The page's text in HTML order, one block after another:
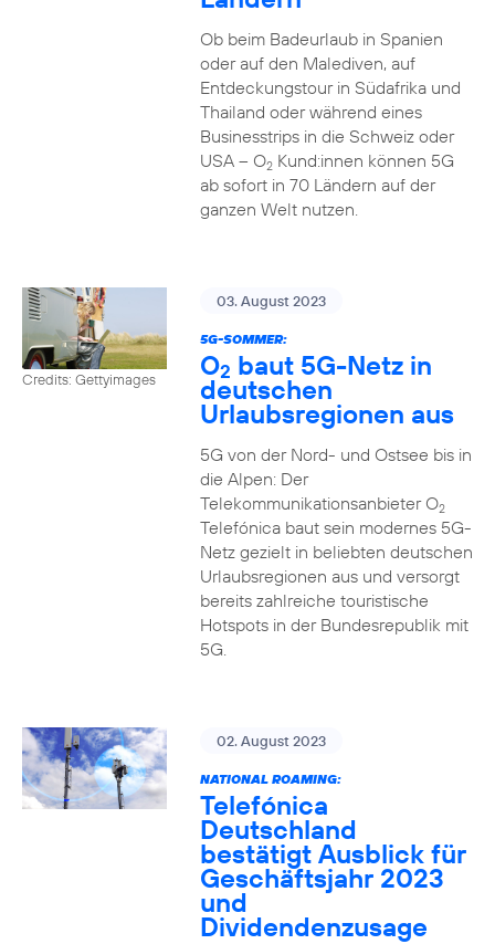
Ob beim Badeurlaub in Spanien
oder auf den Malediven, auf
Entdeckungstour in Südafrika und
Thailand oder während eines
Businesstrips in die Schweiz oder
USA – O2Kund:innen können 5G
ab sofort in 70 Ländern auf der
ganzen Welt nutzen.
Credits: Gettyimages
03. August 2023
5G-SOMMER:
O2 baut 5G-Netz in
deutschen
Urlaubsregionen aus
5G von der Nord- und Ostsee bis in
die Alpen: Der
Telekommunikationsanbieter O2
Telefónica baut sein modernes 5G-
Netz gezielt in beliebten deutschen
Urlaubsregionen aus und versorgt
bereits zahlreiche touristische
Hotspots in der Bundesrepublik mit
5G.
02. August 2023
NATIONAL ROAMING:
Telefónica
Deutschland
bestätigt Ausblick für
Geschäftsjahr 2023
und
Dividendenzusage